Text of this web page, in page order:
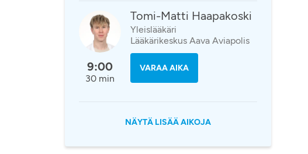
9:00
30 min
Tomi-Matti Haapakoski
Yleislääkäri
Lääkärikeskus Aava Aviapolis
VARAA AIKA
NÄYTÄ LISÄÄ AIKOJA